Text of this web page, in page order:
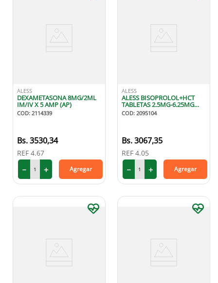
ALESS
DEXAMETASONA 8MG/2ML
IM/IV X 5 AMP (AP)
COD: 2114339
3530,34
REF 4.67
＋
－ Agregar
ALESS
ALESS BISOPROLOL+HCT
TABLETAS 2.5MG-6.25MG
X15
COD: 2095104
3067,35
REF 4.05
＋
－ Agregar